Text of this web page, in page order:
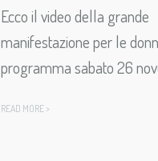
Ecco il video della grande
manifestazione per le
programma sabato 26
READ MORE >